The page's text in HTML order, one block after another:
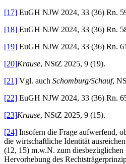
[17] EuGH NJW 2024, 33 (36) Rn.
[18] EuGH NJW 2024, 33 (36) Rn.
[19] EuGH NJW 2024, 33 (36) Rn.
[20]Krause, NStZ 2025, 9 (19).
[21] Vgl. auch Schomburg/Schauf,
[22] EuGH NJW 2024, 33 (36) Rn.
[23]Krause, NStZ 2025, 9 (15).
[24] Insofern die Frage aufwerfend,
die wirtschaftliche Identität
(12, 15) m.w.N. zum
Hervorhebung des